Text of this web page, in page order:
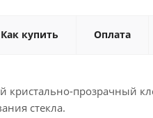
Как купить Оплата
прозрачный
стекла.